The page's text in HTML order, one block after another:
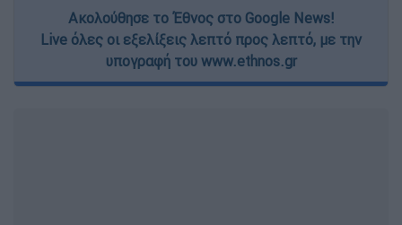
Ακολούθησε το Έθνος στο Google News!
Live όλες οι εξελίξεις λεπτό προς λεπτό, με την
υπογραφή του www.ethnos.gr